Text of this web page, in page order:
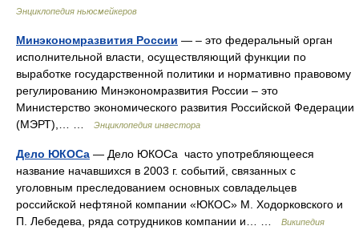
Энциклопедия ньюсмейкеров
Минэкономразвития России — – это федеральный орган
исполнительной власти, осуществляющий функции по
выработке государственной политики и нормативно правовому
регулированию Минэкономразвития России – это
Министерство экономического развития Российской Федерации
(МЭРТ),… …
Энциклопедия инвестора
Дело ЮКОСа — Дело ЮКОСа часто употребляющееся
название начавшихся в 2003 г. событий, связанных с
уголовным преследованием основных совладельцев
российской нефтяной компании «ЮКОС» М. Ходорковского и
П. Лебедева, ряда сотрудников компании и… …
Википедия